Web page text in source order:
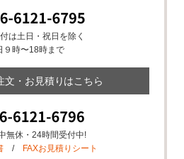
は土日・祝日を除く
９時〜18時まで
文・お見積りはこちら
無休・24時間受付中!
/ FAXお見積りシート